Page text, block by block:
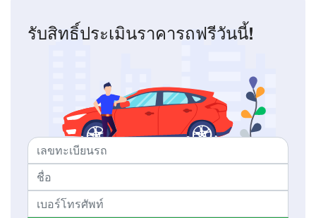
รับสิทธิ์ประเมินราคารถฟรีวันนี้!